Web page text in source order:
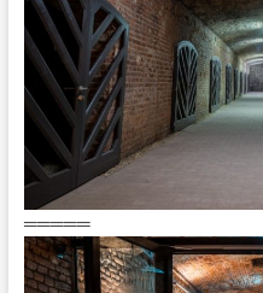
═════